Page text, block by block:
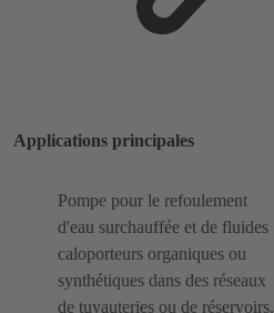
Applications principales
Pompe pour le refoulement
d'eau surchauffée et de fluides
caloporteurs organiques ou
synthétiques dans des réseaux
de tuyauteries ou de réservoirs.